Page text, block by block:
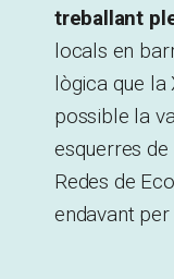
treballant
locals en
lògica que la
possible la
esquerres
Redes de
endavant